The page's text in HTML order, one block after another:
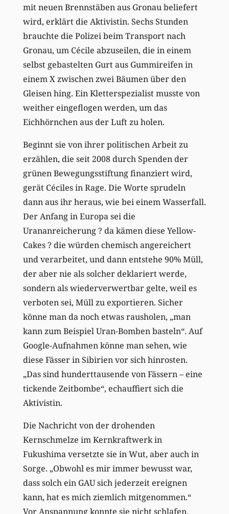
mit neuen Brennstäben aus Gronau beliefert
wird, erklärt die Aktivistin. Sechs Stunden
brauchte die Polizei beim Transport nach
Gronau, um Cécile abzuseilen, die in einem
selbst gebastelten Gurt aus Gummireifen in
einem X zwischen zwei Bäumen über den
Gleisen hing. Ein Kletterspezialist musste von
weither eingeflogen werden, um das
Eichhörnchen aus der Luft zu holen.
Beginnt sie von ihrer politischen Arbeit zu
erzählen, die seit 2008 durch Spenden der
grünen Bewegungsstiftung finanziert wird,
gerät Céciles in Rage. Die Worte sprudeln
dann aus ihr heraus, wie bei einem Wasserfall.
Der Anfang in Europa sei die
Urananreicherung ? da kämen diese Yellow-
Cakes ? die würden chemisch angereichert
und verarbeitet, und dann entstehe 90% Müll,
der aber nie als solcher deklariert werde,
sondern als wiederverwertbar gelte, weil es
verboten sei, Müll zu exportieren. Sicher
könne man da noch etwas rausholen, „man
kann zum Beispiel Uran-Bomben basteln“. Auf
Google-Aufnahmen könne man sehen, wie
diese Fässer in Sibirien vor sich hinrosten.
„Das sind hunderttausende von Fässern – eine
tickende Zeitbombe“, echauffiert sich die
Aktivistin.
Die Nachricht von der drohenden
Kernschmelze im Kernkraftwerk in
Fukushima versetzte sie in Wut, aber auch in
Sorge. „Obwohl es mir immer bewusst war,
dass solch ein GAU sich jederzeit ereignen
kann, hat es mich ziemlich mitgenommen.“
Vor Anspannung konnte sie nicht schlafen.